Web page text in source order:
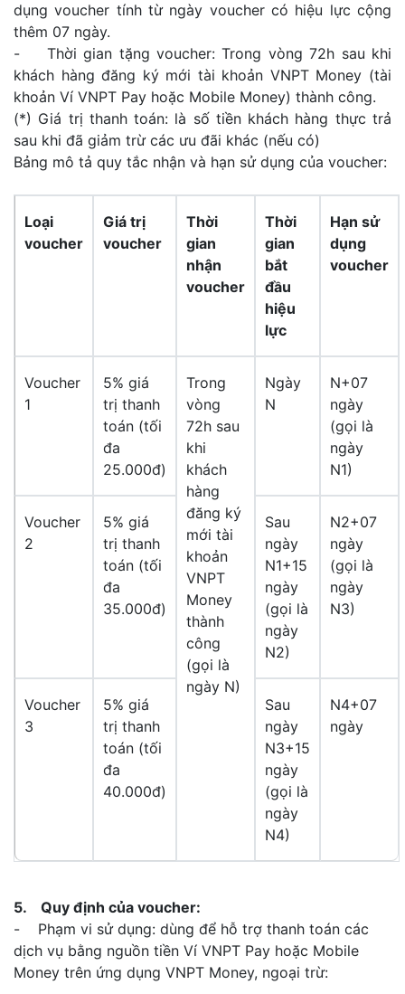
dụng voucher tính từ ngày voucher có hiệu lực cộng
thêm 07 ngày.
- Thời gian tặng voucher: Trong vòng 72h sau khi
khách hàng đăng ký mới tài khoản VNPT Money (tài
khoản Ví VNPT Pay hoặc Mobile Money) thành công.
(*) Giá trị thanh toán: là số tiền khách hàng thực trả
sau khi đã giảm trừ các ưu đãi khác (nếu có)
Bảng mô tả quy tắc nhận và hạn sử dụng của voucher:
Loại
voucher
Giá trị
voucher
Thời
gian
nhận
voucher
Thời
gian
bắt
đầu
hiệu
lực
Hạn sử
dụng
voucher
Voucher
1
5% giá
trị thanh
toán (tối
đa
25.000đ)
Trong
vòng
72h sau
khi
khách
hàng
đăng ký
mới tài
khoản
VNPT
Money
thành
công
(gọi là
ngày N)
Ngày
N
N+07
ngày
(gọi là
ngày
N1)
Voucher
2
5% giá
trị thanh
toán (tối
đa
35.000đ)
Sau
ngày
N1+15
ngày
(gọi là
ngày
N2)
N2+07
ngày
(gọi là
ngày
N3)
Voucher
3
5% giá
trị thanh
toán (tối
đa
40.000đ)
Sau
ngày
N3+15
ngày
(gọi là
ngày
N4)
N4+07
ngày
5. Quy định của voucher:
- Phạm vi sử dụng: dùng để hỗ trợ thanh toán các
dịch vụ bằng nguồn tiền Ví VNPT Pay hoặc Mobile
Money trên ứng dụng VNPT Money, ngoại trừ: